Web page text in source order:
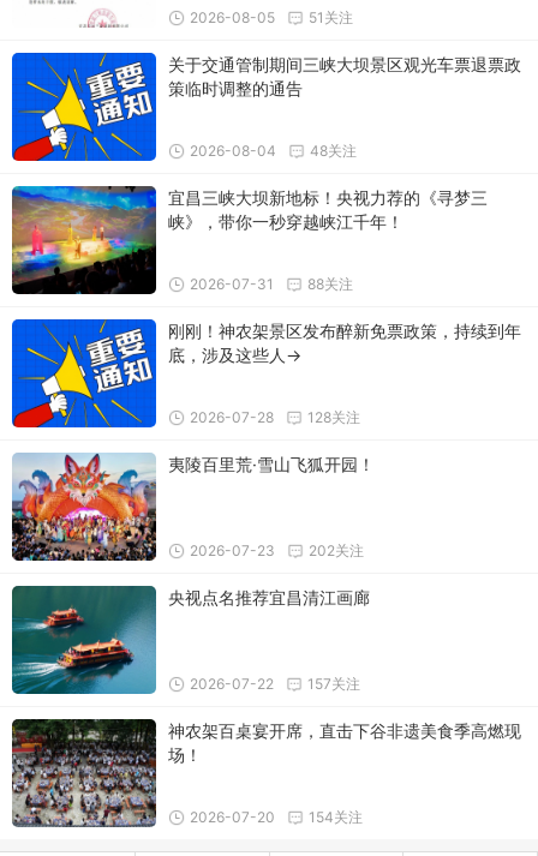
51关注
2026-08-05
关于交通管制期间三峡大坝景区观光车票退票政
策临时调整的通告
48关注
2026-08-04
宜昌三峡大坝新地标！央视力荐的《寻梦三
峡》，带你一秒穿越峡江千年！
88关注
2026-07-31
刚刚！神农架景区发布醉新免票政策，持续到年
底，涉及这些人→
128关注
2026-07-28
夷陵百里荒·雪山飞狐开园！
202关注
2026-07-23
央视点名推荐宜昌清江画廊
157关注
2026-07-22
神农架百桌宴开席，直击下谷非遗美食季高燃现
场！
154关注
2026-07-20